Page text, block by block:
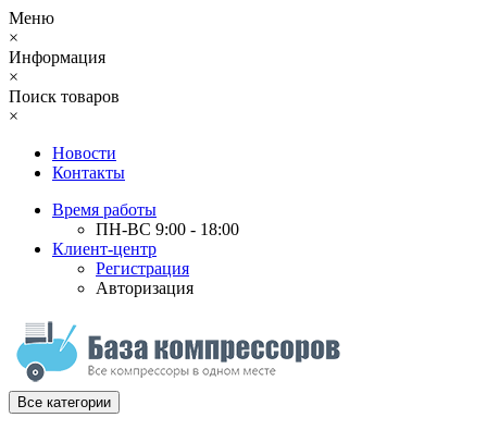
Меню
×
Информация
×
Поиск товаров
×
Новости
Контакты
Время работы
ПН-ВС 9:00 - 18:00
Клиент-центр
Регистрация
Авторизация
Все категории